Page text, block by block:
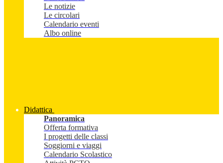
Le notizie
Le circolari
Calendario eventi
Albo online
Didattica
Panoramica
Offerta formativa
I progetti delle classi
Soggiorni e viaggi
Calendario Scolastico